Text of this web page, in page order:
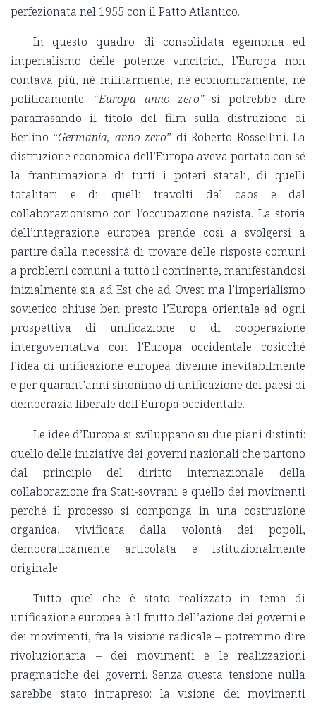
perfezionata nel 1955 con il Patto Atlantico.
In questo quadro di consolidata egemonia ed
imperialismo delle potenze vincitrici, l’Europa non
contava più, né militarmente, né economicamente, né
politicamente. “Europa anno zero” si potrebbe dire
parafrasando il titolo del film sulla distruzione di
Berlino “Germania, anno zero” di Roberto Rossellini. La
distruzione economica dell’Europa aveva portato con sé
la frantumazione di tutti i poteri statali, di quelli
totalitari e di quelli travolti dal caos e dal
collaborazionismo con l’occupazione nazista. La storia
dell’integrazione europea prende così a svolgersi a
partire dalla necessità di trovare delle risposte comuni
a problemi comuni a tutto il continente, manifestandosi
inizialmente sia ad Est che ad Ovest ma l’imperialismo
sovietico chiuse ben presto l’Europa orientale ad ogni
prospettiva di unificazione o di cooperazione
intergovernativa con l’Europa occidentale cosicché
l’idea di unificazione europea divenne inevitabilmente
e per quarant’anni sinonimo di unificazione dei paesi di
democrazia liberale dell’Europa occidentale.
Le idee d’Europa si sviluppano su due piani distinti:
quello delle iniziative dei governi nazionali che partono
dal principio del diritto internazionale della
collaborazione fra Stati-sovrani e quello dei movimenti
perché il processo si componga in una costruzione
organica, vivificata dalla volontà dei popoli,
democraticamente articolata e istituzionalmente
originale.
Tutto quel che è stato realizzato in tema di
unificazione europea è il frutto dell’azione dei governi e
dei movimenti, fra la visione radicale – potremmo dire
rivoluzionaria – dei movimenti e le realizzazioni
pragmatiche dei governi. Senza questa tensione nulla
sarebbe stato intrapreso: la visione dei movimenti